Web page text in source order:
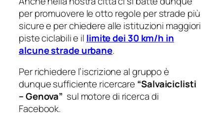
per promuovere le otto regole per strade più
sicure e per chiedere alle istituzioni maggiori
piste ciclabili e il limite dei 30 km/h in
alcune strade urbane.
Per richiedere l’iscrizione al gruppo è
dunque sufficiente ricercare “Salvaiciclisti
– Genova” sul motore di ricerca di
Facebook.